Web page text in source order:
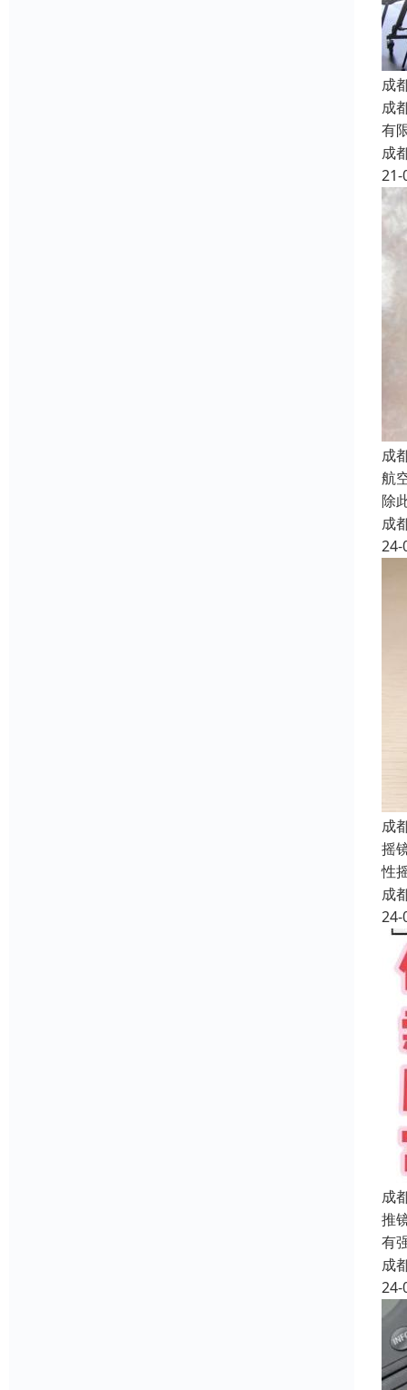
成
成
有
成
21-
成
航
除
成
24-
成
摇
性
成
24-
成
推
有
成
24-